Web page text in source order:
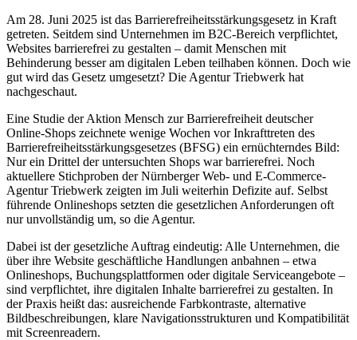
Am 28. Juni 2025 ist das Barrierefreiheitsstärkungsgesetz in Kraft
getreten. Seitdem sind Unternehmen im B2C-Bereich verpflichtet,
Websites barrierefrei zu gestalten – damit Menschen mit
Behinderung besser am digitalen Leben teilhaben können. Doch wie
gut wird das Gesetz umgesetzt? Die Agentur Triebwerk hat
nachgeschaut.
Eine Studie der Aktion Mensch zur Barrierefreiheit deutscher
Online-Shops zeichnete wenige Wochen vor Inkrafttreten des
Barrierefreiheitsstärkungsgesetzes (BFSG) ein ernüchterndes Bild:
Nur ein Drittel der untersuchten Shops war barrierefrei. Noch
aktuellere Stichproben der Nürnberger Web- und E-Commerce-
Agentur Triebwerk zeigten im Juli weiterhin Defizite auf. Selbst
führende Onlineshops setzten die gesetzlichen Anforderungen oft
nur unvollständig um, so die Agentur.
Dabei ist der gesetzliche Auftrag eindeutig: Alle Unternehmen, die
über ihre Website geschäftliche Handlungen anbahnen – etwa
Onlineshops, Buchungsplattformen oder digitale Serviceangebote –
sind verpflichtet, ihre digitalen Inhalte barrierefrei zu gestalten. In
der Praxis heißt das: ausreichende Farbkontraste, alternative
Bildbeschreibungen, klare Navigationsstrukturen und Kompatibilität
mit Screenreadern.